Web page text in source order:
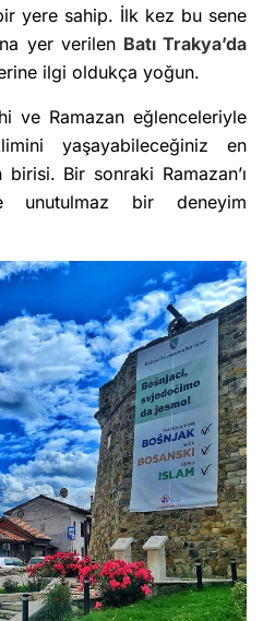
yere sahip. İlk kez bu sene
yer verilen Batı Trakya’da
ilgi oldukça yoğun.
ve Ramazan eğlenceleriyle
yaşayabileceğiniz en
Bir sonraki Ramazan’ı
unutulmaz bir deneyim